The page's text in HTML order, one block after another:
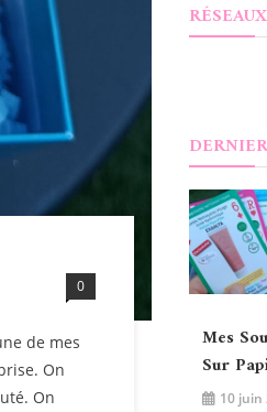
0
de mes
On
On
Mes
Sur
10 juin